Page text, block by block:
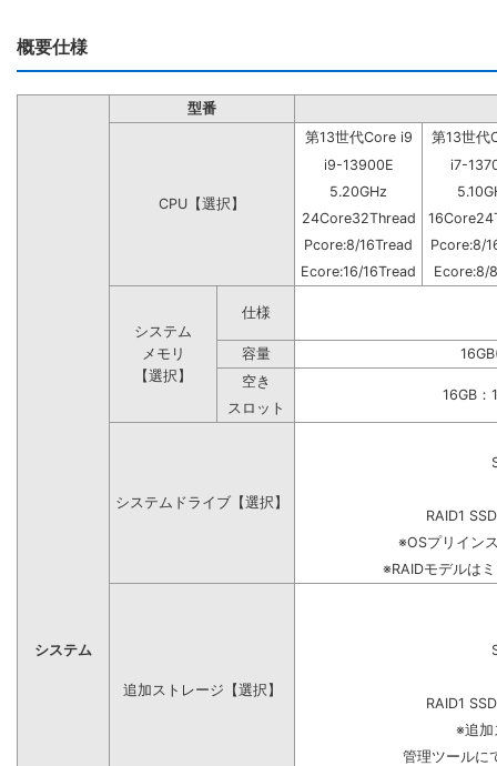
概要仕様
システム
型番
CPU【選択】
第13世代Core i9
第13世代
i9-13900E
i7-
5.20GHz
24Core32Thread
Pcore:8/16Tread
Pcore:8/
Ecore:16/16Tread
Ecore:8/
システム
メモリ
【選択】
仕様
容量
空き
16GB
スロット
システムドライブ【選択】
RAID1
※OSプリイン
※RAIDモデルは
追加ストレージ【選択】
RAID1
※追加
管理ツールに